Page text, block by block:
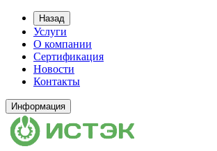
Назад
Услуги
О компании
Сертификация
Новости
Контакты
Информация